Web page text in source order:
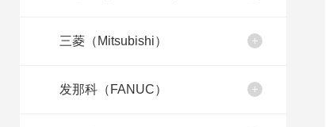
三菱（Mitsubishi）
发那科（FANUC）